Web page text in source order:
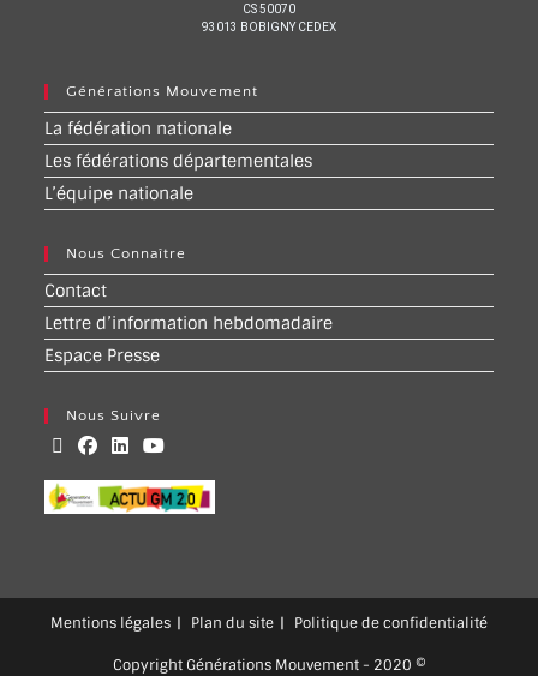
CS 50070
93013 BOBIGNY CEDEX
Générations Mouvement
La fédération nationale
Les fédérations départementales
L’équipe nationale
Nous Connaître
Contact
Lettre d’information hebdomadaire
Espace Presse
Nous Suivre
Mentions légales Plan du site Politique de confidentialité
Copyright Générations Mouvement - 2020 ©